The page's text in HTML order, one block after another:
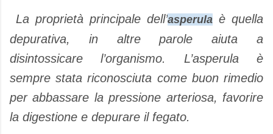
La proprietà principale dell’asperula è quella
depurativa, in altre parole aiuta a
disintossicare l’organismo. L’asperula è
sempre stata riconosciuta come buon rimedio
per abbassare la pressione arteriosa, favorire
la digestione e depurare il fegato.